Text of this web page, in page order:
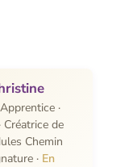
·
Créatrice de
Chemin
· En